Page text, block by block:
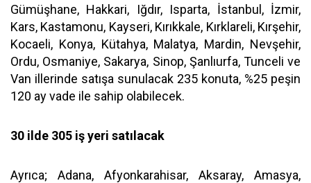
Gümüşhane, Hakkari, Iğdır, Isparta, İstanbul, İzmir,
Kars, Kastamonu, Kayseri, Kırıkkale, Kırklareli, Kırşehir,
Kocaeli, Konya, Kütahya, Malatya, Mardin, Nevşehir,
Ordu, Osmaniye, Sakarya, Sinop, Şanlıurfa, Tunceli ve
Van illerinde satışa sunulacak 235 konuta, %25 peşin
120 ay vade ile sahip olabilecek.
30 ilde 305 iş yeri satılacak
Ayrıca; Adana, Afyonkarahisar, Aksaray, Amasya,